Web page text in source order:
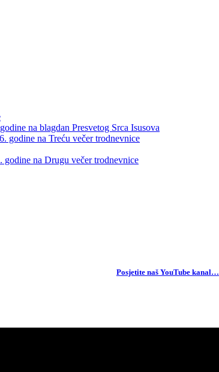
na blagdan Presvetog Srca Isusova
godine na Treću večer trodnevnice
na Drugu večer trodnevnice
Posjetite naš YouTube kanal…